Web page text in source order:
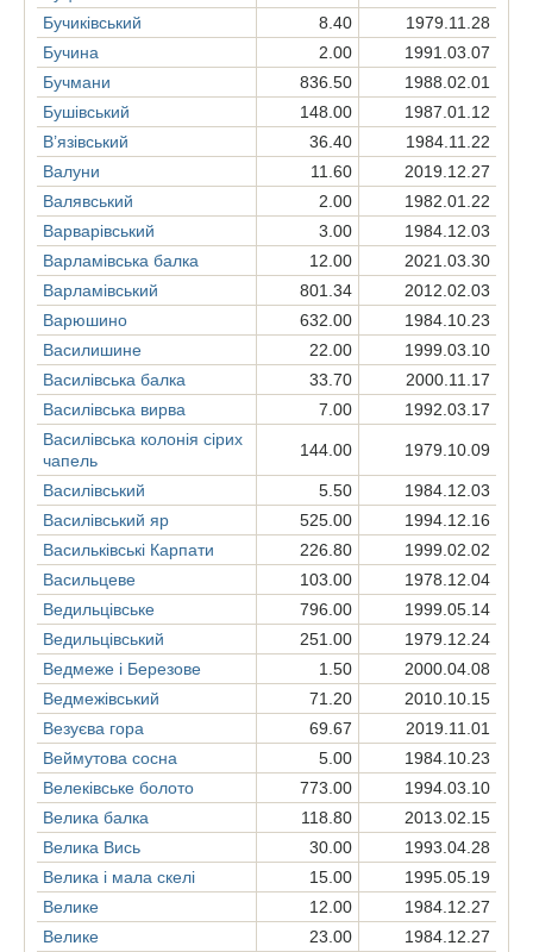
Бучиківський
8.40
1979.11.28
Бучина
2.00
1991.03.07
Бучмани
836.50
1988.02.01
Бушівський
148.00
1987.01.12
В’язівський
36.40
1984.11.22
Валуни
11.60
2019.12.27
Валявський
2.00
1982.01.22
Варварівський
3.00
1984.12.03
Варламівська балка
12.00
2021.03.30
Варламівський
801.34
2012.02.03
Варюшино
632.00
1984.10.23
Василишине
22.00
1999.03.10
Василівська балка
33.70
2000.11.17
Василівська вирва
7.00
1992.03.17
Василівська колонія сірих
чапель
144.00 1979.10.09
Василівський 5.50
1984.12.03
Василівський яр
525.00
1994.12.16
Васильківські Карпати
226.80
1999.02.02
Васильцеве
103.00
1978.12.04
Ведильцівське
796.00
1999.05.14
Ведильцівський
251.00
1979.12.24
Ведмеже і Березове
1.50
2000.04.08
Ведмежівський
71.20
2010.10.15
Везуєва гора
69.67
2019.11.01
Веймутова сосна
5.00
1984.10.23
Велеківське болото
773.00
1994.03.10
Велика балка
118.80
2013.02.15
Велика Вись
30.00
1993.04.28
Велика і мала скелі
15.00
1995.05.19
Велике
12.00
1984.12.27
Велике
23.00
1984.12.27